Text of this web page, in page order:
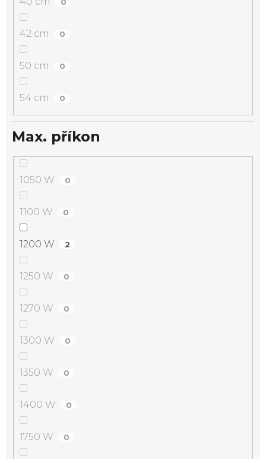
42 cm 0
50 cm 0
54 cm 0
Max. příkon
1050 W 0
1100 W 0
1200 W 2
1250 W 0
1270 W 0
1300 W 0
1350 W 0
1400 W 0
1750 W 0